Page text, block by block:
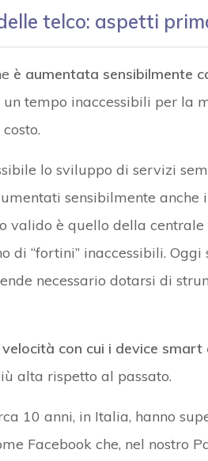
telco: aspetti
è aumentata sensibilmente
un tempo inaccessibili per la
lo sviluppo di servizi
sensibilmente anche i
valido è quello della
di “fortini” inaccessibili.
necessario dotarsi di
con cui i device smart
alta rispetto al passato.
10 anni, in Italia, hanno
Facebook che, nel nostro